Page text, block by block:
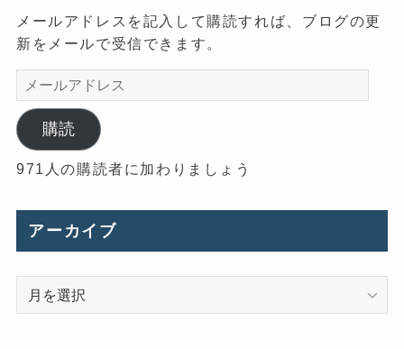
メールアドレスを記入して購読すれば、ブログの更
新をメールで受信できます。
メ
ー
ル
ア
ド
ス
購読
971人の購読者に加わりましょう
アーカイブ